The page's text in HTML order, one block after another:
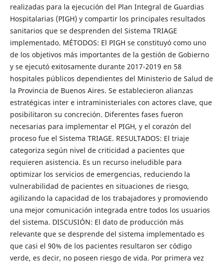
realizadas para la ejecución del Plan Integral de Guardias
Hospitalarias (PIGH) y compartir los principales resultados
sanitarios que se desprenden del Sistema TRIAGE
implementado. MÉTODOS: El PIGH se constituyó como uno
de los objetivos más importantes de la gestión de Gobierno
y se ejecutó exitosamente durante 2017-2019 en 58
hospitales públicos dependientes del Ministerio de Salud de
la Provincia de Buenos Aires. Se establecieron alianzas
estratégicas inter e intraministeriales con actores clave, que
posibilitaron su concreción. Diferentes fases fueron
necesarias para implementar el PIGH, y el corazón del
proceso fue el Sistema TRIAGE. RESULTADOS: El triaje
categoriza según nivel de criticidad a pacientes que
requieren asistencia. Es un recurso ineludible para
optimizar los servicios de emergencias, reduciendo la
vulnerabilidad de pacientes en situaciones de riesgo,
agilizando la capacidad de los trabajadores y promoviendo
una mejor comunicación integrada entre todos los usuarios
del sistema. DISCUSIÓN: El dato de producción más
relevante que se desprende del sistema implementado es
que casi el 90% de los pacientes resultaron ser código
verde, es decir, no poseen riesgo de vida. Por primera vez